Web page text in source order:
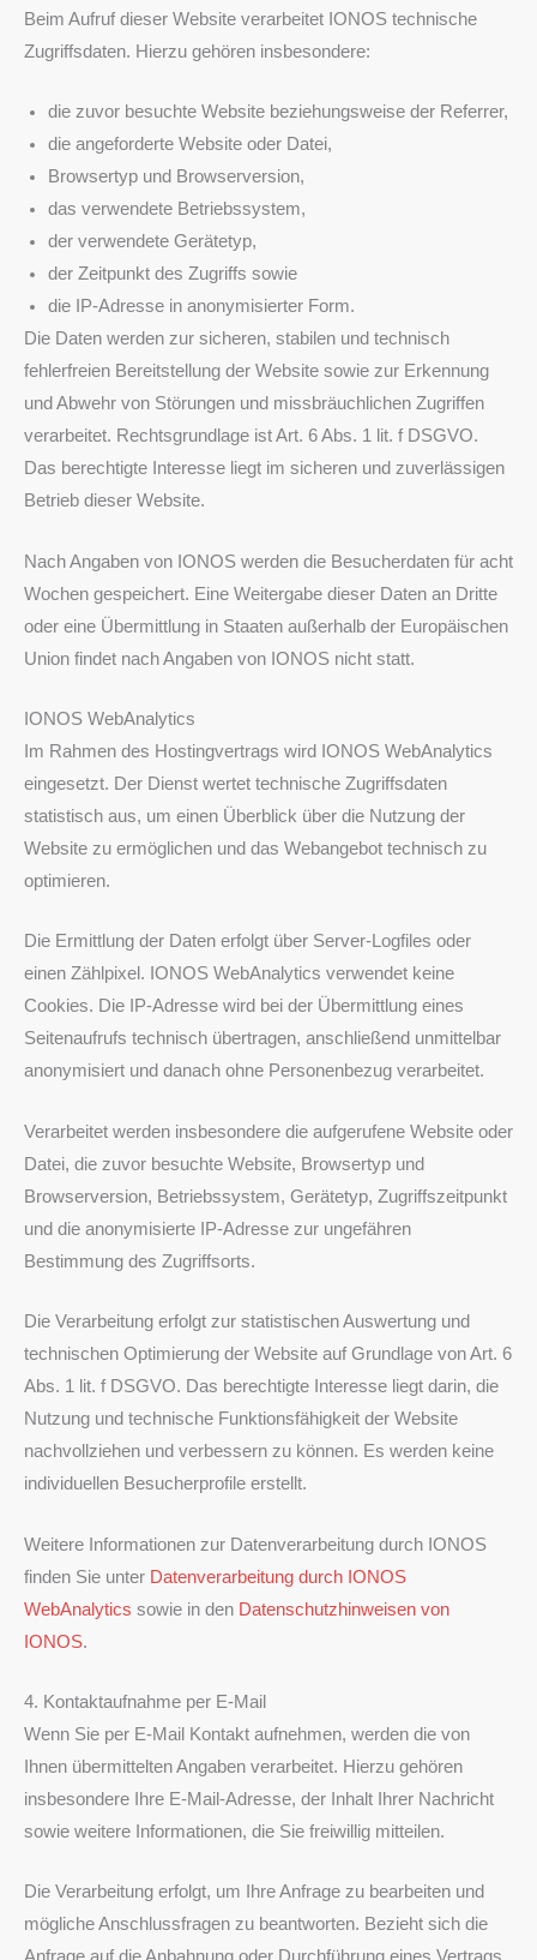
Beim Aufruf dieser Website verarbeitet IONOS technische
Zugriffsdaten. Hierzu gehören insbesondere:
die zuvor besuchte Website beziehungsweise der Referrer,
die angeforderte Website oder Datei,
Browsertyp und Browserversion,
das verwendete Betriebssystem,
der verwendete Gerätetyp,
der Zeitpunkt des Zugriffs sowie
die IP-Adresse in anonymisierter Form.
Die Daten werden zur sicheren, stabilen und technisch
fehlerfreien Bereitstellung der Website sowie zur Erkennung
und Abwehr von Störungen und missbräuchlichen Zugriffen
verarbeitet. Rechtsgrundlage ist Art. 6 Abs. 1 lit. f DSGVO.
Das berechtigte Interesse liegt im sicheren und zuverlässigen
Betrieb dieser Website.
Nach Angaben von IONOS werden die Besucherdaten für acht
Wochen gespeichert. Eine Weitergabe dieser Daten an Dritte
oder eine Übermittlung in Staaten außerhalb der Europäischen
Union findet nach Angaben von IONOS nicht statt.
IONOS WebAnalytics
Im Rahmen des Hostingvertrags wird IONOS WebAnalytics
eingesetzt. Der Dienst wertet technische Zugriffsdaten
statistisch aus, um einen Überblick über die Nutzung der
Website zu ermöglichen und das Webangebot technisch zu
optimieren.
Die Ermittlung der Daten erfolgt über Server-Logfiles oder
einen Zählpixel. IONOS WebAnalytics verwendet keine
Cookies. Die IP-Adresse wird bei der Übermittlung eines
Seitenaufrufs technisch übertragen, anschließend unmittelbar
anonymisiert und danach ohne Personenbezug verarbeitet.
Verarbeitet werden insbesondere die aufgerufene Website oder
Datei, die zuvor besuchte Website, Browsertyp und
Browserversion, Betriebssystem, Gerätetyp, Zugriffszeitpunkt
und die anonymisierte IP-Adresse zur ungefähren
Bestimmung des Zugriffsorts.
Die Verarbeitung erfolgt zur statistischen Auswertung und
technischen Optimierung der Website auf Grundlage von Art. 6
Abs. 1 lit. f DSGVO. Das berechtigte Interesse liegt darin, die
Nutzung und technische Funktionsfähigkeit der Website
nachvollziehen und verbessern zu können. Es werden keine
individuellen Besucherprofile erstellt.
Weitere Informationen zur Datenverarbeitung durch IONOS
finden Sie unter Datenverarbeitung durch IONOS
WebAnalytics sowie in den Datenschutzhinweisen von
IONOS.
4. Kontaktaufnahme per E-Mail
Wenn Sie per E-Mail Kontakt aufnehmen, werden die von
Ihnen übermittelten Angaben verarbeitet. Hierzu gehören
insbesondere Ihre E-Mail-Adresse, der Inhalt Ihrer Nachricht
sowie weitere Informationen, die Sie freiwillig mitteilen.
Die Verarbeitung erfolgt, um Ihre Anfrage zu bearbeiten und
mögliche Anschlussfragen zu beantworten. Bezieht sich die